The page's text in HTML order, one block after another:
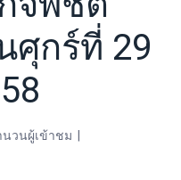
ศุกร์ที่ 29
นวนผู้เข้าชม